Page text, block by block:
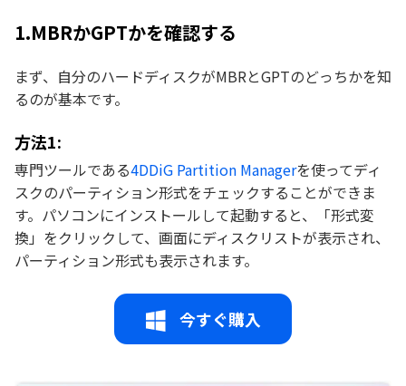
1.MBRかGPTかを確認する
まず、自分のハードディスクがMBRとGPTのどっちかを知
るのが基本です。
方法1:
専門ツールである4DDiG Partition Managerを使ってディ
スクのパーティション形式をチェックすることができま
す。パソコンにインストールして起動すると、「形式変
換」をクリックして、画面にディスクリストが表示され、
パーティション形式も表示されます。
今すぐ購入